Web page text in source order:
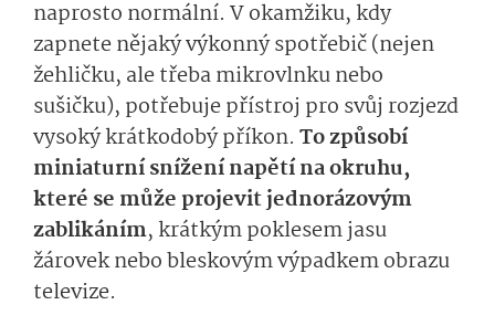
naprosto normální. V okamžiku, kdy
zapnete nějaký výkonný spotřebič (nejen
žehličku, ale třeba mikrovlnku nebo
sušičku), potřebuje přístroj pro svůj rozjezd
vysoký krátkodobý příkon. To způsobí
miniaturní snížení napětí na okruhu,
které se může projevit jednorázovým
zablikáním, krátkým poklesem jasu
žárovek nebo bleskovým výpadkem obrazu
televize.